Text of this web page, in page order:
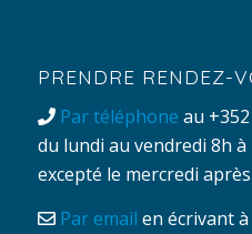
PRENDRE RENDEZ-
Par téléphone au
du lundi au vendredi 8h à
excepté le mercredi
Par email en écrivant à